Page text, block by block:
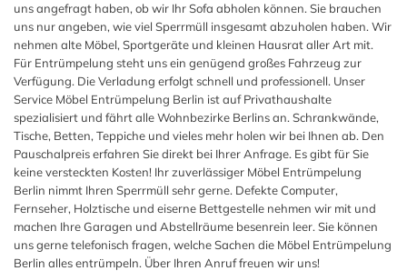
uns angefragt haben, ob wir Ihr Sofa abholen können. Sie brauchen
uns nur angeben, wie viel Sperrmüll insgesamt abzuholen haben. Wir
nehmen alte Möbel, Sportgeräte und kleinen Hausrat aller Art mit.
Für Entrümpelung steht uns ein genügend großes Fahrzeug zur
Verfügung. Die Verladung erfolgt schnell und professionell. Unser
Service Möbel Entrümpelung Berlin ist auf Privathaushalte
spezialisiert und fährt alle Wohnbezirke Berlins an. Schrankwände,
Tische, Betten, Teppiche und vieles mehr holen wir bei Ihnen ab. Den
Pauschalpreis erfahren Sie direkt bei Ihrer Anfrage. Es gibt für Sie
keine versteckten Kosten! Ihr zuverlässiger Möbel Entrümpelung
Berlin nimmt Ihren Sperrmüll sehr gerne. Defekte Computer,
Fernseher, Holztische und eiserne Bettgestelle nehmen wir mit und
machen Ihre Garagen und Abstellräume besenrein leer. Sie können
uns gerne telefonisch fragen, welche Sachen die Möbel Entrümpelung
Berlin alles entrümpeln. Über Ihren Anruf freuen wir uns!